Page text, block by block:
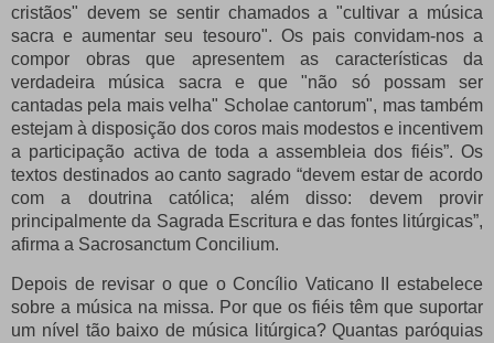
cristãos" devem se sentir chamados a "cultivar a música
sacra e aumentar seu tesouro". Os pais convidam-nos a
compor obras que apresentem as características da
verdadeira música sacra e que "não só possam ser
cantadas pela mais velha" Scholae cantorum", mas também
estejam à disposição dos coros mais modestos e incentivem
a participação activa de toda a assembleia dos fiéis”. Os
textos destinados ao canto sagrado “devem estar de acordo
com a doutrina católica; além disso: devem provir
principalmente da Sagrada Escritura e das fontes litúrgicas”,
afirma a Sacrosanctum Concilium.
Depois de revisar o que o Concílio Vaticano II estabelece
sobre a música na missa. Por que os fiéis têm que suportar
um nível tão baixo de música litúrgica?Quantas paróquias